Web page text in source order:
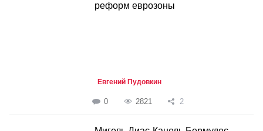
реформ еврозоны
Евгений Пудовкин
0 2821 2